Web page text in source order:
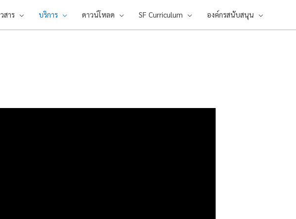
สาร บริการ ดาวน์โหลด SF Curriculum องค์กรสนับสนุน